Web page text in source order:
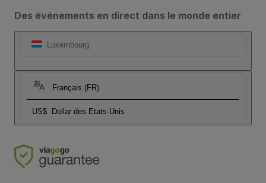
Des événements en direct dans le monde entier
Luxembourg
Français (FR)
US$ Dollar des Etats-Unis